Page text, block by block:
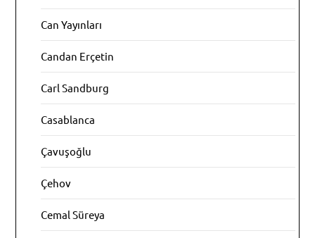
Can Yayınları
Candan Erçetin
Carl Sandburg
Casablanca
Çavuşoğlu
Çehov
Cemal Süreya